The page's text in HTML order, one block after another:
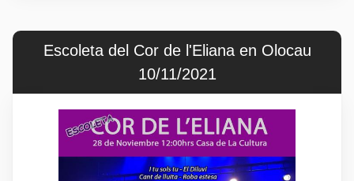
Escoleta del Cor de l'Eliana en Olocau
10/11/2021